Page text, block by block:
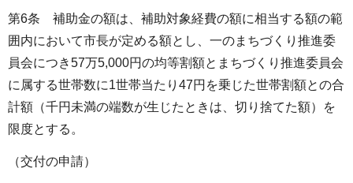
第6条 補助金の額は、補助対象経費の額に相当する額の範
囲内において市長が定める額とし、一のまちづくり推進委
員会につき57万5,000円の均等割額とまちづくり推進委員会
に属する世帯数に1世帯当たり47円を乗じた世帯割額との合
計額（千円未満の端数が生じたときは、切り捨てた額）を
限度とする。
（交付の申請）